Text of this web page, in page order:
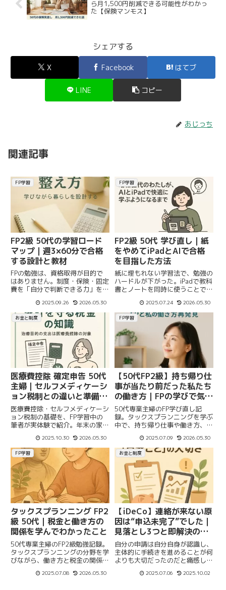
ら月1,500円削減できる可能性がわかっ
た【保険マンモス】
シェアする
X Facebook はてブ
LINE コピー
あじっち
関連記事
FP学習
FP2級 50代の学習ロード
マップ｜週3×60分で合格
する設計と教材
FPの勉強は、資格取得が目的で
はありません。制度・保険・固定
費を「自分で判断できる力」を身
び直しを前提に、無理なく続く設
計と教材選びをまとめました。
2025.09.26 2026.05.30
FP学習
FP2級 50代 学び直し｜紙
をやめてiPadとAIで合格
を目指した方法
紙に埋もれない学習法で、勉強の
ハードルが下がった。iPadで教科
書とノートを同時に使うことで、
が、昭和世代の私に新しい勇気を
くれた。「わからない」は、もう
恥ずかしくない。調べたり聞けば
いいです。
2025.07.24 2026.05.30
お金と制度
医療費控除 確定申告 50代
主婦｜セルフメディケーシ
ョン税制との違いと準備手
順
医療費控除・セルフメディケーシ
ョン税制の基礎を、FP学習中の
筆者が実体験で紹介。年末の家計
談で安心を得る方法を解説。
2025.10.30 2026.05.30
FP学習
【50代FP2級】持ち帰り仕
事が当たり前だった私たち
の働き方｜FPの学びで気づ
いたこと
50代専業主婦のFP学び直し記
録。タックスプランニングを学ぶ
中で、持ち帰り仕事や働き方、制
験とともにまとめました。
2025.07.09 2026.05.30
FP学習
タックスプランニング FP2
級 50代｜税金と働き方の
関係を学んでわかったこと
50代専業主婦のFP2級勉強記録。
タックスプランニングの分野を学
びながら、働き方と税金の関係や
を交えてまとめました。
2025.07.08 2026.05.30
お金と制度
【iDeCo】連絡が来ない原
因は“申込未完了”でした｜
見落とし3つと即解決の手
順
自分の申請は自分自身が認識し、
主体的に手続きを進めることが何
よりも大切だったのだと痛感しま
2025.07.06 2025.10.02